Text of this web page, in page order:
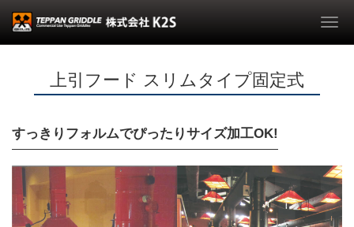
上引フード スリムタイプ固定式
すっきりフォルムでぴったりサイズ加工OK!